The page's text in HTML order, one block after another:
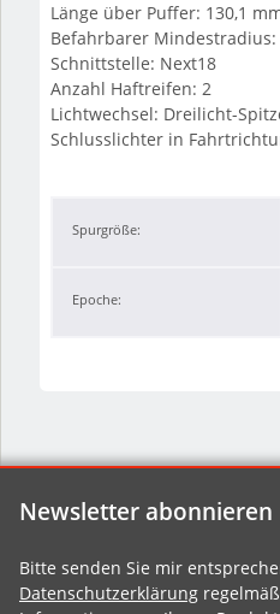
Länge über Puffer: 130,1
Befahrbarer Mindestradius:
Schnittstelle: Next18
Anzahl Haftreifen: 2
Lichtwechsel: Dreilicht-
Schlusslichter in
Spurgröße:
Epoche:
Newsletter abonnieren
Bitte senden Sie mir
Datenschutzerklärung